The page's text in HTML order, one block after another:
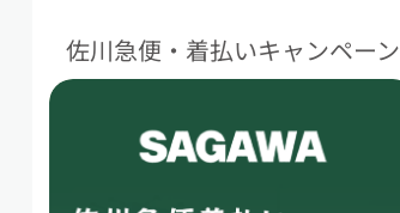
佐川急便・着払いキャンペーン